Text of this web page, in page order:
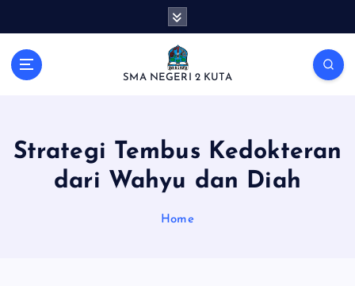
SMA NEGERI 2 KUTA
Strategi Tembus Kedokteran
dari Wahyu dan Diah
Home